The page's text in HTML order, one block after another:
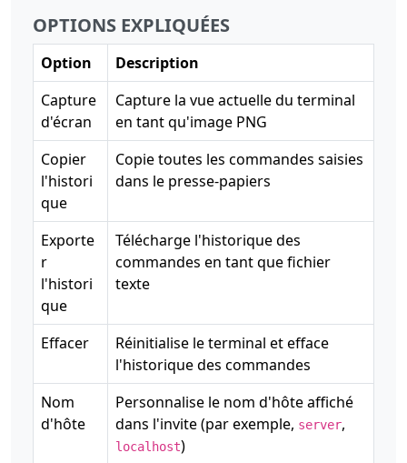
OPTIONS EXPLIQUÉES
Option
Description
Capture
d'écran
Capture la vue actuelle du terminal
en tant qu'image PNG
Copier
l'histori
que
Copie toutes les commandes saisies
dans le presse-papiers
Exporte
r
l'histori
que
Télécharge l'historique des
commandes en tant que fichier
texte
Effacer
Réinitialise le terminal et efface
l'historique des commandes
Nom
d'hôte
Personnalise le nom d'hôte affiché
dans l'invite (par exemple, server,
localhost)